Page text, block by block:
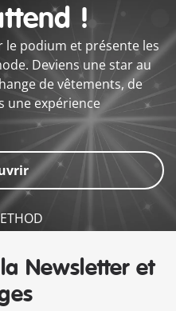
!
le podium et présente les
Deviens une star au
de vêtements, de
une expérience
Newsletter et